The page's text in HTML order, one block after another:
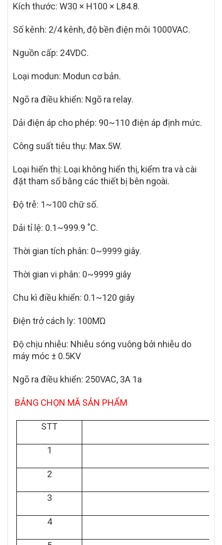
Kích thước: W30 × H100 × L84.8.
Số kênh: 2/4 kênh, độ bền điện môi 1000VAC.
Nguồn cấp: 24VDC.
Loại modun: Modun cơ bản.
Ngõ ra điều khiển: Ngõ ra relay.
Dải điện áp cho phép: 90~110 điện áp định mức.
Công suất tiêu thụ: Max.5W.
Loại hiển thị: Loại không hiển thị, kiểm tra và cài
đặt tham số bằng các thiết bị bên ngoài.
Độ trễ: 1~100 chữ số.
Dải tỉ lệ: 0.1~999.9 ˚C.
Thời gian tích phân: 0~9999 giây.
Thời gian vi phân: 0~9999 giây
Chu kì điều khiển: 0.1~120 giây
Điện trở cách ly: 100MΏ
Độ chịu nhiễu: Nhiễu sóng vuông bởi nhiễu do
máy móc ± 0.5KV
Ngõ ra điều khiển: 250VAC, 3A 1a
BẢNG CHỌN MÃ SẢN PHẨM
STT
1
2
3
4